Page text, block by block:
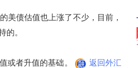
债估值也上涨了不少，目前，
的。
或者升值的基础。
返回外汇